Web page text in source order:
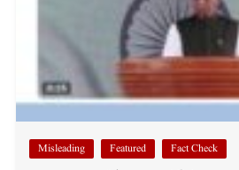
Fact Check
Featured
Misleading